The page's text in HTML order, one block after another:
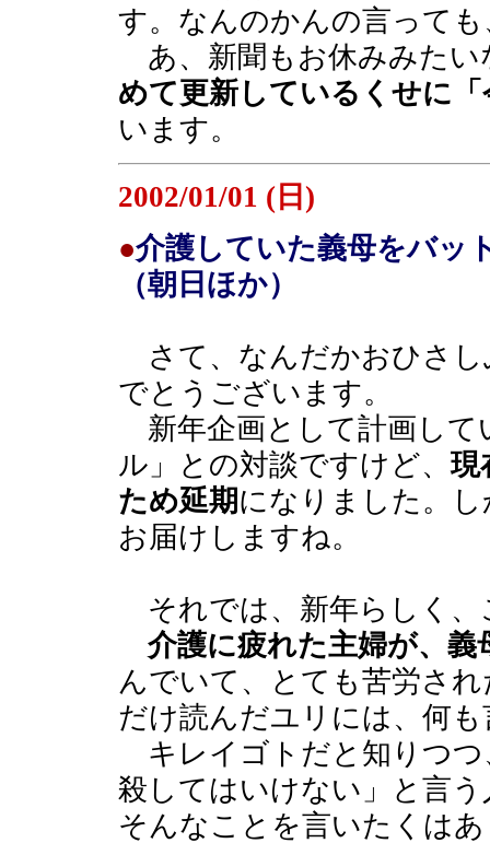
す。なんのかんの言って
あ、新聞もお休みみたい
めて更新しているくせに
います。
2002/01/01 (日)
●介護していた義母をバッ
（朝日ほか）
さて、なんだかおひさし
でとうございます。
新年企画として計画して
ル」との対談ですけど、現
ため延期 になりました。
お届けしますね。
それでは、新年らしく、
介護に疲れた主婦が、義
んでいて、とても苦労さ
だけ読んだユリには、何
キレイゴトだと知りつつ
殺してはいけない」と言
そんなことを言いたくは